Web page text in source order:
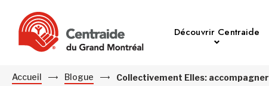
Découvrir Centraide
Accueil Blogue Collectivement Elles: